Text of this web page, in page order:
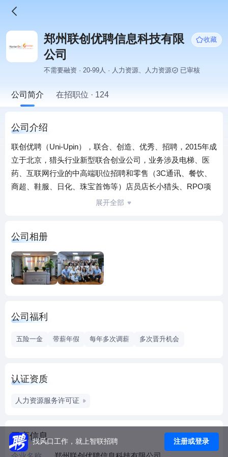
郑州联创优聘信息科技有限
公司
收藏
不需要融资 · 20-99人 · 人力资源、人力资源 已审核
公司简介 在招职位 · 124
公司介绍
联创优聘（Uni-Upin），联合、创造、优秀、招聘，2015年成
立于北京，猎头行业新型联合创业公司，业务涉及电梯、医
药、互联网行业的中高端职位招聘和零售（3C通讯、餐饮、
商超、鞋服、日化、珠宝首饰等）店员店长小猎头、RPO项
案例最多、经理人口碑最佳的猎头公司。
线上互联网猎头：2019年以郑州为总部组建线上互联网团
队，是郑州第一家以线上平台合作为核心的猎头公司。
饮、商超、鞋服、日化、珠宝首饰、新能源汽车等，以店长
医药大健康猎头：2022年由互联网团队转型的业务，通过运
药、医疗客户，客户多，职位多，目前产出效果良好。
展开全部
公司相册
公司福利
五险一金 带薪年假 每年多次调薪 多次晋升机会
认证资质
人力资源服务许可证
工商信息
找风口工作，就上智联招聘 注册或登录